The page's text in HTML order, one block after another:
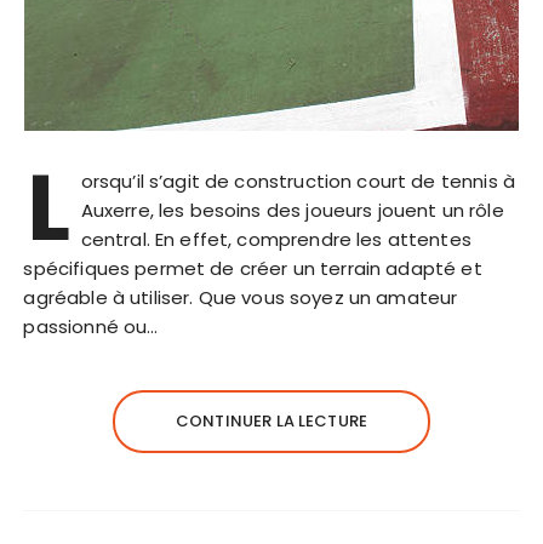
L orsqu’il s’agit de construction court de tennis à
Auxerre, les besoins des joueurs jouent un rôle
central. En effet, comprendre les attentes
spécifiques permet de créer un terrain adapté et
agréable à utiliser. Que vous soyez un amateur
passionné ou…
CONTINUER LA LECTURE